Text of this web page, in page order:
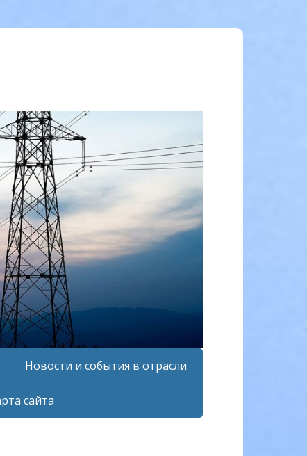
Новости и события в отрасли
сайта